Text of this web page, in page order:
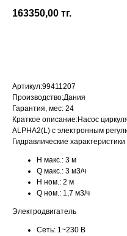
(700) 730-70-73
163350,00 тг.
Артикул:99411207
Производство:Дания
Гарантия, мес: 24
Краткое описание:Насос
ALPHA2(L) с электронным
Гидравлические характеристики
H макс.: 3 м
Q макс.: 3 м3/ч
H ном.: 2 м
Q ном.: 1,7 м3/ч
Электродвигатель
Сеть: 1~230 В